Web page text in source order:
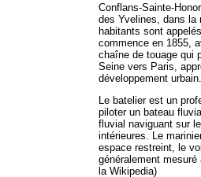
Conflans-Sainte-
des Yvelines, dans la
habitants sont
commence en 1855,
chaîne de touage qui
Seine vers Paris,
développement urbain.
Le batelier est un
piloter un bateau
fluvial naviguant sur
intérieures. Le
espace restreint, le
généralement
la Wikipedia)